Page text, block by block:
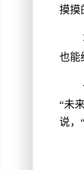
摸摸
也能
“未
说，